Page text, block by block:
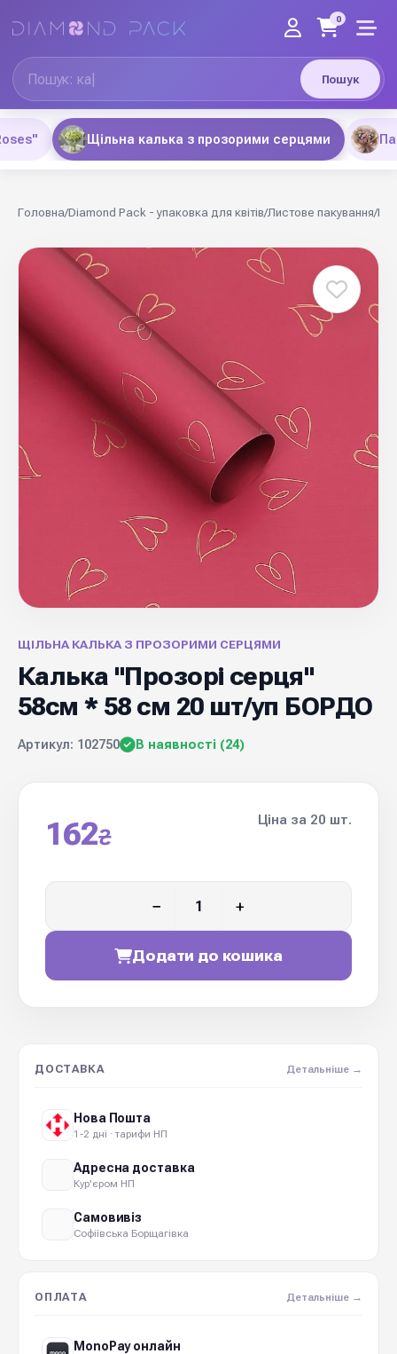
Пошук
0
Щільна калька з прозорими серцями
Головна/Diamond Pack - упаковка для квітів/Листове пакування/
ЩІЛЬНА КАЛЬКА З ПРОЗОРИМИ СЕРЦЯМИ
Калька "Прозорі серця"
58см * 58 см 20 шт/уп БОРДО
Артикул: 102750 В наявності (24)
162₴
Ціна за 20 шт.
− +
Додати до кошика
ДОСТАВКА Детальніше →
Нова Пошта
1-2 дні · тарифи НП
Адресна доставка
Кур'єром НП
Самовивіз
Софіївська Борщагівка
ОПЛАТА Детальніше →
MonoPay онлайн